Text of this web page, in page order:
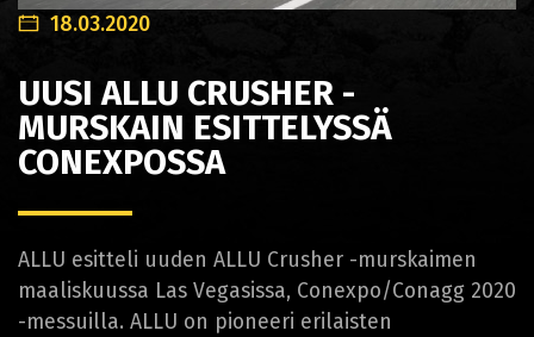
18.03.2020
UUSI ALLU CRUSHER -
MURSKAIN ESITTELYSSÄ
CONEXPOSSA
ALLU esitteli uuden ALLU Crusher -murskaimen
maaliskuussa Las Vegasissa, Conexpo/Conagg 2020
-messuilla. ALLU on pioneeri erilaisten